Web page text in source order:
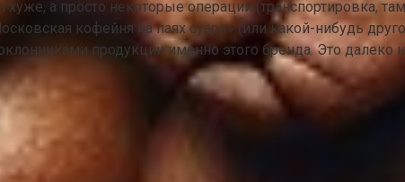
а просто некоторые операции (транспортировка,
кофейня на паях суаре» (или какой-нибудь
продукции именно этого бренда. Это далеко